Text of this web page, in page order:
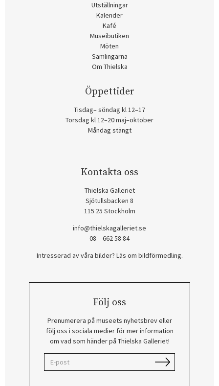
Utställningar
Kalender
Kafé
Museibutiken
Möten
Samlingarna
Om Thielska
Öppettider
Tisdag– söndag kl 12–17
Torsdag kl 12–20 maj–oktober
Måndag stängt
Kontakta oss
Thielska Galleriet
Sjötullsbacken 8
115 25 Stockholm
info@thielskagalleriet.se
08 – 662 58 84
Intresserad av våra bilder? Läs om bildförmedling.
Följ oss
Prenumerera på museets nyhetsbrev eller
följ oss i sociala medier för mer information
om vad som händer på Thielska Galleriet!